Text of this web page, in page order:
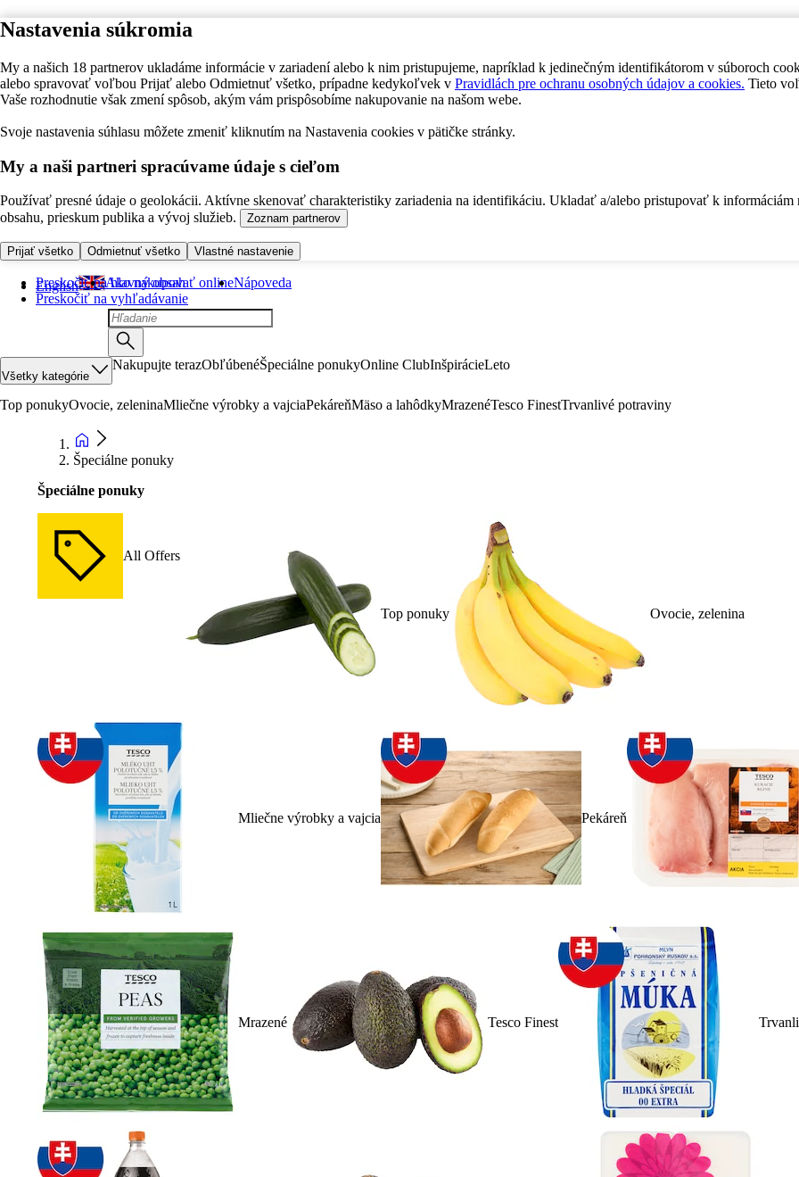
Nastavenia súkromia
My a našich 18 partnerov ukladáme informácie v zariadení alebo k nim pristupujeme, napríklad k jedinečným identifikátorom v súboroch
alebo spravovať voľbou Prijať alebo Odmietnuť všetko, prípadne kedykoľvek v Pravidlách pre ochranu osobných údajov a cookies. Tieto
Vaše rozhodnutie však zmení spôsob, akým vám prispôsobíme nakupovanie na našom webe.
Svoje nastavenia súhlasu môžete zmeniť kliknutím na Nastavenia cookies v pätičke stránky.
My a naši partneri spracúvame údaje s cieľom
Používať presné údaje o geolokácii. Aktívne skenovať charakteristiky zariadenia na identifikáciu. Ukladať a/alebo pristupovať k informáciám
obsahu, prieskum publika a vývoj služieb.
Zoznam partnerov
Prijať všetko Odmietnuť všetko Vlastné nastavenie
Preskočiť na hlavný obsah
Preskočiť na vyhľadávanie
English Ako nakupovať onlineNápoveda
Všetky kategórie
Nakupujte terazObľúbenéŠpeciálne ponukyOnline ClubInšpirácieLeto
Top ponukyOvocie, zeleninaMliečne výrobky a vajciaPekáreňMäso a lahôdkyMrazenéTesco FinestTrvanlivé potraviny
Špeciálne ponuky
Špeciálne ponuky
All Offers
Top ponuky Ovocie, zelenina
Mliečne výrobky a vajcia Pekáreň
Mrazené Tesco Finest